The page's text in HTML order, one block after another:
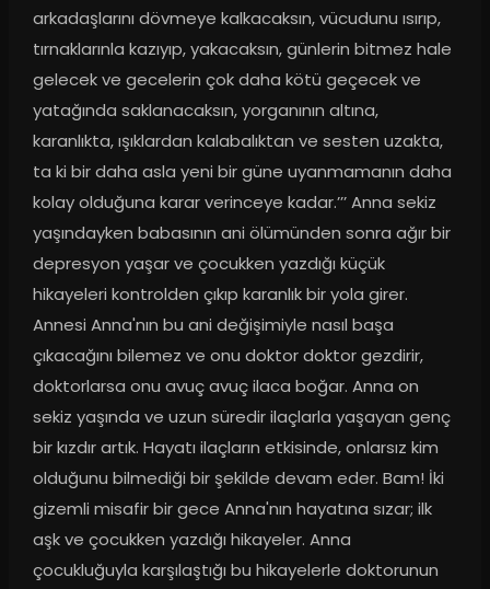
arkadaşlarını dövmeye kalkacaksın, vücudunu ısırıp,
tırnaklarınla kazıyıp, yakacaksın, günlerin bitmez hale
gelecek ve gecelerin çok daha kötü geçecek ve
yatağında saklanacaksın, yorganının altına,
karanlıkta, ışıklardan kalabalıktan ve sesten uzakta,
ta ki bir daha asla yeni bir güne uyanmamanın daha
kolay olduğuna karar verinceye kadar.’’’ Anna sekiz
yaşındayken babasının ani ölümünden sonra ağır bir
depresyon yaşar ve çocukken yazdığı küçük
hikayeleri kontrolden çıkıp karanlık bir yola girer.
Annesi Anna'nın bu ani değişimiyle nasıl başa
çıkacağını bilemez ve onu doktor doktor gezdirir,
doktorlarsa onu avuç avuç ilaca boğar. Anna on
sekiz yaşında ve uzun süredir ilaçlarla yaşayan genç
bir kızdır artık. Hayatı ilaçların etkisinde, onlarsız kim
olduğunu bilmediği bir şekilde devam eder. Bam! İki
gizemli misafir bir gece Anna'nın hayatına sızar; ilk
aşk ve çocukken yazdığı hikayeler. Anna
çocukluğuyla karşılaştığı bu hikayelerle doktorunun